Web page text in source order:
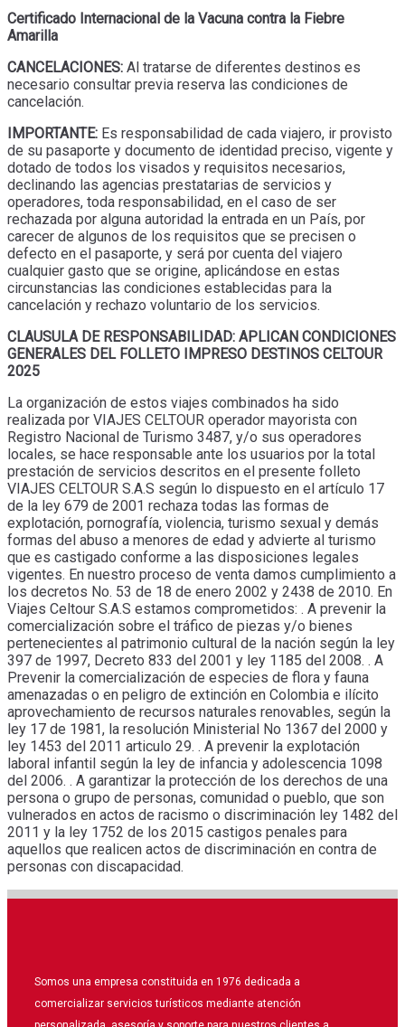
Certificado Internacional de la Vacuna contra la Fiebre
Amarilla
CANCELACIONES: Al tratarse de diferentes destinos es
necesario consultar previa reserva las condiciones de
cancelación.
IMPORTANTE: Es responsabilidad de cada viajero, ir provisto
de su pasaporte y documento de identidad preciso, vigente y
dotado de todos los visados y requisitos necesarios,
declinando las agencias prestatarias de servicios y
operadores, toda responsabilidad, en el caso de ser
rechazada por alguna autoridad la entrada en un País, por
carecer de algunos de los requisitos que se precisen o
defecto en el pasaporte, y será por cuenta del viajero
cualquier gasto que se origine, aplicándose en estas
circunstancias las condiciones establecidas para la
cancelación y rechazo voluntario de los servicios.
CLAUSULA DE RESPONSABILIDAD: APLICAN CONDICIONES
GENERALES DEL FOLLETO IMPRESO DESTINOS CELTOUR
2025
La organización de estos viajes combinados ha sido
realizada por VIAJES CELTOUR operador mayorista con
Registro Nacional de Turismo 3487, y/o sus operadores
locales, se hace responsable ante los usuarios por la total
prestación de servicios descritos en el presente folleto
VIAJES CELTOUR S.A.S según lo dispuesto en el artículo 17
de la ley 679 de 2001 rechaza todas las formas de
explotación, pornografía, violencia, turismo sexual y demás
formas del abuso a menores de edad y advierte al turismo
que es castigado conforme a las disposiciones legales
vigentes. En nuestro proceso de venta damos cumplimiento a
los decretos No. 53 de 18 de enero 2002 y 2438 de 2010. En
Viajes Celtour S.A.S estamos comprometidos: . A prevenir la
comercialización sobre el tráfico de piezas y/o bienes
pertenecientes al patrimonio cultural de la nación según la ley
397 de 1997, Decreto 833 del 2001 y ley 1185 del 2008. . A
Prevenir la comercialización de especies de flora y fauna
amenazadas o en peligro de extinción en Colombia e ilícito
aprovechamiento de recursos naturales renovables, según la
ley 17 de 1981, la resolución Ministerial No 1367 del 2000 y
ley 1453 del 2011 articulo 29. . A prevenir la explotación
laboral infantil según la ley de infancia y adolescencia 1098
del 2006. . A garantizar la protección de los derechos de una
persona o grupo de personas, comunidad o pueblo, que son
vulnerados en actos de racismo o discriminación ley 1482 del
2011 y la ley 1752 de los 2015 castigos penales para
aquellos que realicen actos de discriminación en contra de
personas con discapacidad.
Somos una empresa constituida en 1976 dedicada a
comercializar servicios turísticos mediante atención